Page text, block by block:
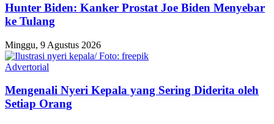
Hunter Biden: Kanker Prostat Joe Biden Menyebar
ke Tulang
Minggu, 9 Agustus 2026
Advertorial
Mengenali Nyeri Kepala yang Sering Diderita oleh
Setiap Orang